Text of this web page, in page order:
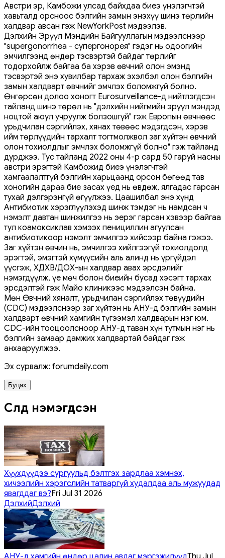
Австри эр, Камбожи улсад байхдаа биеэ үнэлэгчтэй
хавьталд орсноос бэлгийн замын энэхүү шинэ төрлийн
халдвар авсан гэж NewYorkPost мэдээлэв.
Дэлхийн Эрүүл Мэндийн Байгууллагын мэдээлснээр
"supergonorrhea - супергонорея" гэдэг нь одоогийн
эмчилгээнд өндөр тэсвэртэй байдаг төрлийг
тодорхойлж байгаа ба хэрэв өвчний олон эмэнд
тэсвэртэй энэ хувилбар тархаж эхэлбэл олон бэлгийн
замын халдварт өвчнийг эмчлэх боломжгүй болно.
Өнгөрсөн долоо хоногт Eurosurveillance-д нийтлэгдсэн
тайланд шинэ төрөл нь "дэлхийн нийгмийн эрүүл мэндэд
ноцтой аюул учруулж болзошгүй" гэж Европын өвчнөөс
урьдчилан сэргийлэх, хянах төвөөс мэдэгдсэн, хэрэв
ийм төрлүүдийн тархалт тогтмолжвол заг хүйтэн өвчний
олон тохиолдлыг эмчлэх боломжгүй болно" гэж тайланд
дурджээ. Тус тайланд 2022 оны 4-р сард 50 гаруй насны
австри эрэгтэй Камбожид биеэ үнэлэгчтэй
хамгаалалтгүй бэлгийн харьцаанд орсон бөгөөд тав
хоногийн дараа бие засах үед нь өвдөж, ялгадас гарсан
тухай дэлгэрэнгүй өгүүлжээ. Цаашилбал энэ хүнд
Антибиотик хэрэглүүлэхэд шинж тэмдэг нь намдсан ч
нэмэлт давтан шинжилгээ нь эерэг гарсан хэвээр байгаа
тул коамоксиклав хэмээх пенициллин агуулсан
антибиотикоор нэмэлт эмчилгээ хийсээр байна гэжээ.
Заг хүйтэн өвчин нь, эмчилгээ хийлгээгүй тохиолдолд
эрэгтэй, эмэгтэй хүмүүсийн аль алинд нь үргүйдэл
үүсгэж, ХДХВ/ДОХ-ын халдвар авах эрсдэлийг
нэмэгдүүлж, үе мөч болон биеийн бусад хэсэгт тархах
эрсдэлтэй гэж Майо клиникээс мэдээлсэн байна.
Мөн Өвчний хяналт, урьдчилан сэргийлэх төвүүдийн
(CDC) мэдээлснээр заг хүйтэн нь АНУ-д бэлгийн замын
халдварт өвчний хамгийн түгээмэл халдварын нэг юм.
CDC-ийн тооцоолсноор АНУ-д таван хүн тутмын нэг нь
бэлгийн замаар дамжих халдвартай байдаг гэж
анхааруулжээ.
Эх сурвалж: forumdaily.com
Буцах
Сүүлд нэмэгдсэн
Хүүхдүүдээ сургуульд бэлтгэх зардлаа хэмнэх,
хичээлийн хэрэгслийн татваргүй худалдаа аль мужуудад
явагддаг вэ?Fri Jul 31 2026
ДэлхийДэлхий